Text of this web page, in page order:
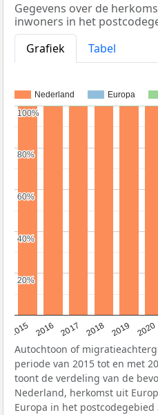
Gegevens over de
inwoners in het
Grafiek
Tabel
Nederland Europa
2015 2016 2017 2018 2019 2020
20%
20%
40%
40%
60%
60%
80%
80%
100%
100%
Autochtoon of
periode van 2015 tot en met
toont de verdeling van de
Nederland, herkomst uit
Europa in het postcodegebied